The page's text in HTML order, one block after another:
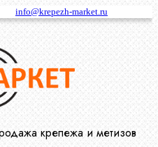
info@krepezh-market.ru
крепежа и метизов